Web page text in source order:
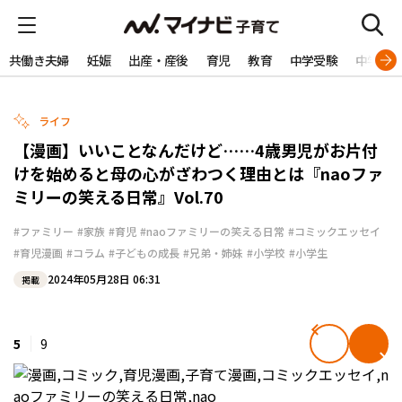
共働き夫婦 妊娠 出産・産後 育児 教育 中学受験 中学生
ライフ
【漫画】いいことなんだけど……4歳男児がお片付
けを始めると母の心がざわつく理由とは『naoファ
ミリーの笑える日常』Vol.70
#ファミリー #家族 #育児 #naoファミリーの笑える日常 #コミックエッセイ
#育児漫画 #コラム #子どもの成長 #兄弟・姉妹 #小学校 #小学生
掲載 2024年05月28日 06:31
5 9